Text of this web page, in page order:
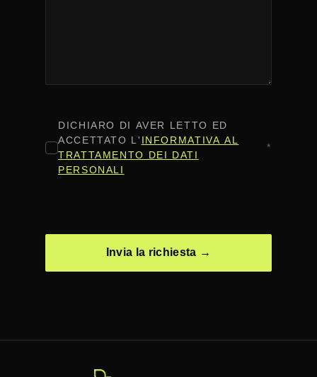
CONSENSO*
DICHIARO DI AVER LETTO ED
ACCETTATO L' INFORMATIVA AL
TRATTAMENTO DEI DATI
PERSONALI
*